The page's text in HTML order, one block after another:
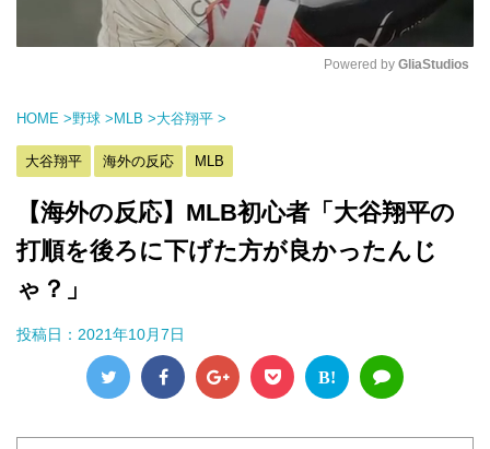
Powered by GliaStudios
HOME >野球 > MLB >大谷翔平 >
大谷翔平 海外の反応 MLB
【海外の反応】MLB初心者「大谷翔平の
打順を後ろに下げた方が良かったんじ
ゃ？」
投稿日： 2021年10月7日
B!